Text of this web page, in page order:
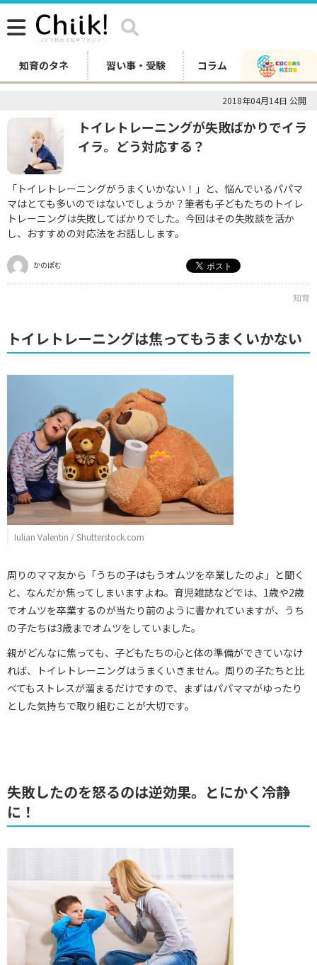
知育のタネ 習い事・受験 コラム
2018年04月14日 公開
トイレトレーニングが失敗ばかりでイラ
イラ。どう対応する？
「トイレトレーニングがうまくいかない！」と、悩んでいるパパマ
マはとても多いのではないでしょうか？筆者も子どもたちのトイレ
トレーニングは失敗してばかりでした。今回はその失敗談を活か
し、おすすめの対応法をお話しします。
かのぽむ
知育
トイレトレーニングは焦ってもうまくいかない
Iulian Valentin / Shutterstock.com
周りのママ友から「うちの子はもうオムツを卒業したのよ」と聞く
と、なんだか焦ってしまいますよね。育児雑誌などでは、1歳や2歳
でオムツを卒業するのが当たり前のように書かれていますが、うち
の子たちは3歳までオムツをしていました。
親がどんなに焦っても、子どもたちの心と体の準備ができていなけ
れば、トイレトレーニングはうまくいきません。周りの子たちと比
べてもストレスが溜まるだけですので、まずはパパママがゆったり
とした気持ちで取り組むことが大切です。
失敗したのを怒るのは逆効果。とにかく冷静
に！